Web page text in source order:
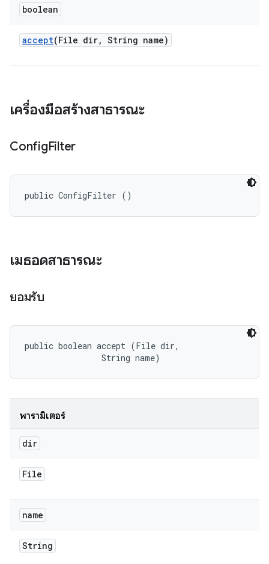
boolean
accept(File dir, String name)
เครื่องมือสร้างสาธารณะ
ConfigFilter
public ConfigFilter ()
เมธอดสาธารณะ
ยอมรับ
public boolean accept (File dir,
                String name)
พารามิเตอร์
dir
File
name
String